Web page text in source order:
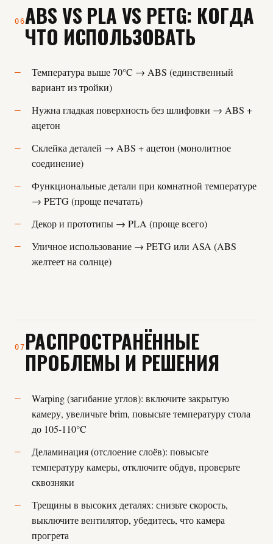
06ABS VS PLA VS PETG: КОГДА
ЧТО ИСПОЛЬЗОВАТЬ
Температура выше 70°C → ABS (единственный
вариант из тройки)
Нужна гладкая поверхность без шлифовки → ABS +
ацетон
Склейка деталей → ABS + ацетон (монолитное
соединение)
Функциональные детали при комнатной температуре
→ PETG (проще печатать)
Декор и прототипы → PLA (проще всего)
Уличное использование → PETG или ASA (ABS
желтеет на солнце)
07 РАСПРОСТРАНЁННЫЕ
ПРОБЛЕМЫ И РЕШЕНИЯ
Warping (загибание углов): включите закрытую
камеру, увеличьте brim, повысьте температуру стола
до 105-110°C
Деламинация (отслоение слоёв): повысьте
температуру камеры, отключите обдув, проверьте
сквозняки
Трещины в высоких деталях: снизьте скорость,
выключите вентилятор, убедитесь, что камера
прогрета